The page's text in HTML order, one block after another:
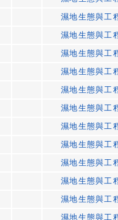
濕地生態與工
濕地生態與工
濕地生態與工
濕地生態與工
濕地生態與工
濕地生態與工
濕地生態與工
濕地生態與工
濕地生態與工
濕地生態與工
濕地生態與工
濕地生態與工